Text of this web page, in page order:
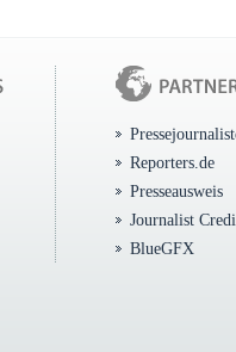
Reporters.de
Presseausweis
Journalist
BlueGFX